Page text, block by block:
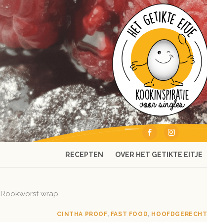
RECEPTEN OVER HET GETIKTE EITJE
Rookworst wrap
CINTHA PROOF, FAST FOOD, HOOFDGERECHT